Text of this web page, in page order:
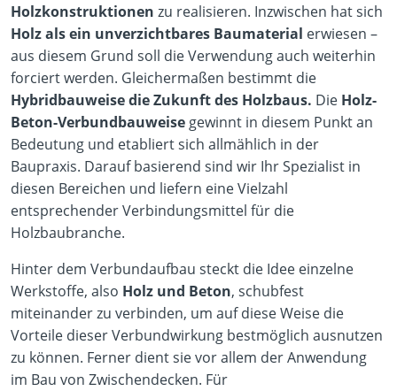
Holzkonstruktionen zu realisieren. Inzwischen hat sich
Holz als ein unverzichtbares Baumaterial erwiesen –
aus diesem Grund soll die Verwendung auch weiterhin
forciert werden. Gleichermaßen bestimmt die
Hybridbauweise die Zukunft des Holzbaus. Die Holz-
Beton-Verbundbauweise gewinnt in diesem Punkt an
Bedeutung und etabliert sich allmählich in der
Baupraxis. Darauf basierend sind wir Ihr Spezialist in
diesen Bereichen und liefern eine Vielzahl
entsprechender Verbindungsmittel für die
Holzbaubranche.
Hinter dem Verbundaufbau steckt die Idee einzelne
Werkstoffe, also Holz und Beton, schubfest
miteinander zu verbinden, um auf diese Weise die
Vorteile dieser Verbundwirkung bestmöglich ausnutzen
zu können. Ferner dient sie vor allem der Anwendung
im Bau von Zwischendecken. Für